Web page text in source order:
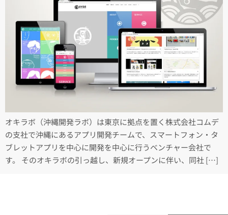
オキラボ（沖縄開発ラボ）は東京に拠点を置く株式会社コムデ
の支社で沖縄にあるアプリ開発チームで、スマートフォン・タ
ブレットアプリを中心に開発を中心に行うベンチャー会社で
す。 そのオキラボの引っ越し、新規オープンに伴い、同社 […]